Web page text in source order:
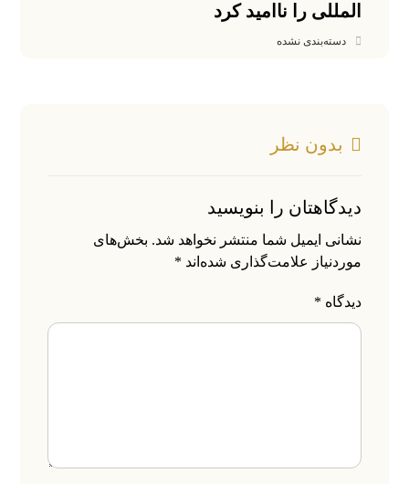
المللی را ناامید کرد
دسته‌بندی نشده
بدون نظر
دیدگاهتان را بنویسید
نشانی ایمیل شما منتشر نخواهد شد. بخش‌های
موردنیاز علامت‌گذاری شده‌اند *
دیدگاه *